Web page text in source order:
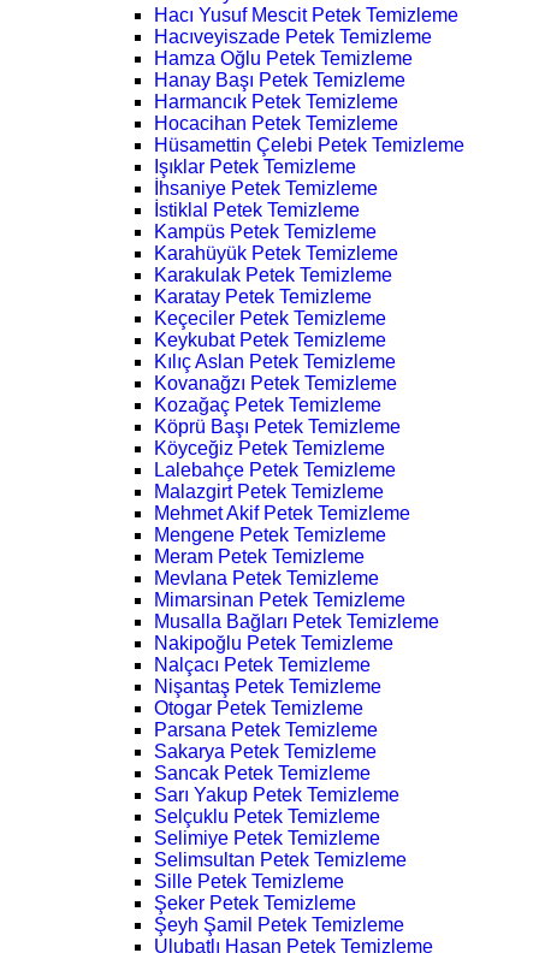
Hacı Yusuf Mescit Petek Temizleme
Hacıveyiszade Petek Temizleme
Hamza Oğlu Petek Temizleme
Hanay Başı Petek Temizleme
Harmancık Petek Temizleme
Hocacihan Petek Temizleme
Hüsamettin Çelebi Petek Temizleme
Işıklar Petek Temizleme
İhsaniye Petek Temizleme
İstiklal Petek Temizleme
Kampüs Petek Temizleme
Karahüyük Petek Temizleme
Karakulak Petek Temizleme
Karatay Petek Temizleme
Keçeciler Petek Temizleme
Keykubat Petek Temizleme
Kılıç Aslan Petek Temizleme
Kovanağzı Petek Temizleme
Kozağaç Petek Temizleme
Köprü Başı Petek Temizleme
Köyceğiz Petek Temizleme
Lalebahçe Petek Temizleme
Malazgirt Petek Temizleme
Mehmet Akif Petek Temizleme
Mengene Petek Temizleme
Meram Petek Temizleme
Mevlana Petek Temizleme
Mimarsinan Petek Temizleme
Musalla Bağları Petek Temizleme
Nakipoğlu Petek Temizleme
Nalçacı Petek Temizleme
Nişantaş Petek Temizleme
Otogar Petek Temizleme
Parsana Petek Temizleme
Sakarya Petek Temizleme
Sancak Petek Temizleme
Sarı Yakup Petek Temizleme
Selçuklu Petek Temizleme
Selimiye Petek Temizleme
Selimsultan Petek Temizleme
Sille Petek Temizleme
Şeker Petek Temizleme
Şeyh Şamil Petek Temizleme
Ulubatlı Hasan Petek Temizleme